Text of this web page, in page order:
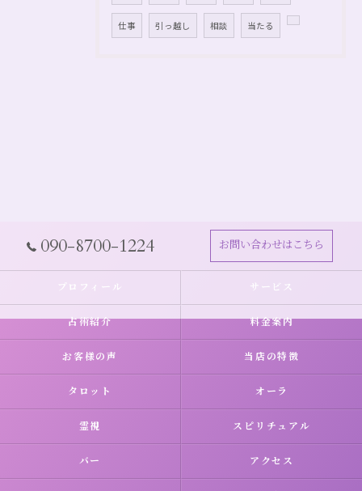
仕事 引っ越し 相談 当たる
090-8700-1224 お問い合わせはこちら
プロフィール サービス
占術紹介 料金案内
お客様の声 当店の特徴
タロット オーラ
霊視 スピリチュアル
バー アクセス